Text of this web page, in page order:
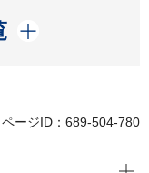
ページID：689-504-780
現在